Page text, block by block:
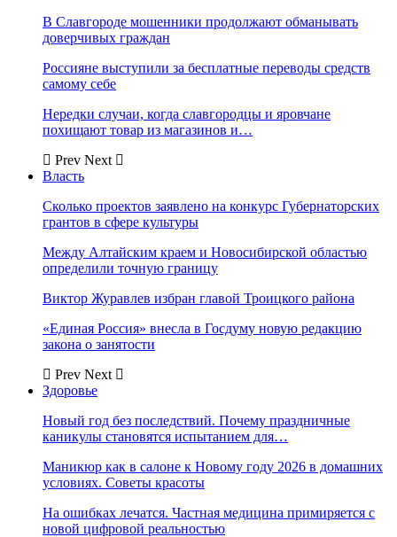
В Славгороде мошенники продолжают обманывать
доверчивых граждан
Россияне выступили за бесплатные переводы средств
самому себе
Нередки случаи, когда славгородцы и яровчане
похищают товар из магазинов и…
Prev Next
Власть
Сколько проектов заявлено на конкурс Губернаторских
грантов в сфере культуры
Между Алтайским краем и Новосибирской областью
определили точную границу
Виктор Журавлев избран главой Троицкого района
«Единая Россия» внесла в Госдуму новую редакцию
закона о занятости
Prev Next
Здоровье
Новый год без последствий. Почему праздничные
каникулы становятся испытанием для…
Маникюр как в салоне к Новому году 2026 в домашних
условиях. Советы красоты
На ошибках лечатся. Частная медицина примиряется с
новой цифровой реальностью